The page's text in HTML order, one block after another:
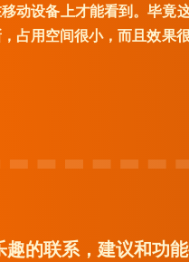
动设备上才能看到。毕竟
占用空间很小，而且效果
趣的联系，建议和功